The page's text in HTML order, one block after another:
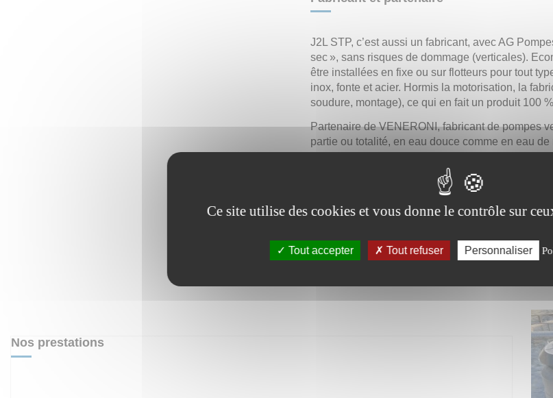
J2L STP, c’est aussi un fabricant, avec AG
sec », sans risques de dommage (verticales).
être installées en fixe ou sur flotteurs pour tout
inox, fonte et acier. Hormis la motorisation, la
soudure, montage), ce qui en fait un produit 100
Partenaire de VENERONI, fabricant de pompes
partie ou totalité, en eau douce comme en eau
C’est pourquoi J2L STP – AG Pompes® stocke
pièces de rechange d’origine des modèles E15
En dehors de ces principales marques, EBARA
rapport qualité/prix, la pertinence des données
Nos prestations
Ce site utilise des cookies et vous donne le contrôle sur
Tout accepter Tout refuser Personnaliser